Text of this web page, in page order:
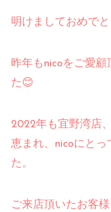
明けましておめでと
昨年もnicoをご愛
た😊
2022年も宜野湾店
恵まれ、nicoにとっ
た。
ご来店頂いたお客